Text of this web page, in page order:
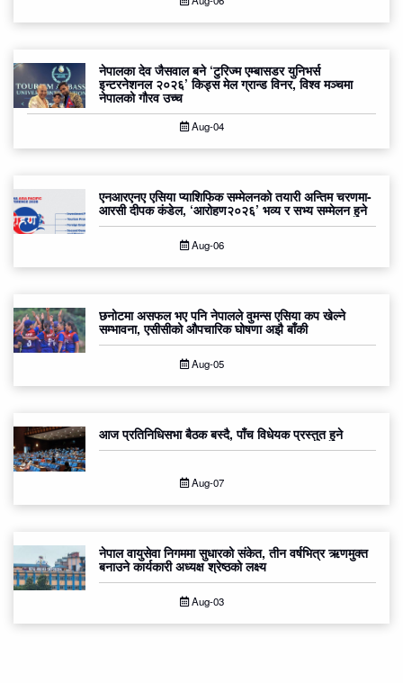
नेपालका देव जैसवाल बने ‘टुरिज्म एम्बासडर युनिभर्स
इन्टरनेशनल २०२६’ किड्स मेल ग्रान्ड विनर, विश्व मञ्चमा
नेपालको गौरव उच्च
Aug-04
एनआरएनए एसिया प्याशिफिक सम्मेलनको तयारी अन्तिम चरणमा-
आरसी दीपक कंडेल, ‘आरोहण२०२६’ भव्य र सभ्य सम्मेलन हुने
Aug-06
छनोटमा असफल भए पनि नेपालले वुमन्स एसिया कप खेल्ने
सम्भावना, एसीसीको औपचारिक घोषणा अझै बाँकी
Aug-05
आज प्रतिनिधिसभा बैठक बस्दै, पाँच विधेयक प्रस्तुत हुने
Aug-07
नेपाल वायुसेवा निगममा सुधारको संकेत, तीन वर्षभित्र ऋणमुक्त
बनाउने कार्यकारी अध्यक्ष श्रेष्ठको लक्ष्य
Aug-03